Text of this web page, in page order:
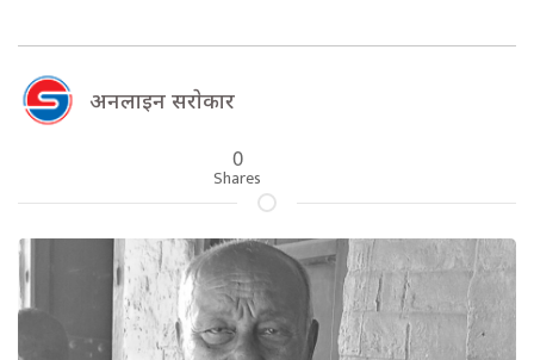
अनलाइन सराेकार
0
Shares